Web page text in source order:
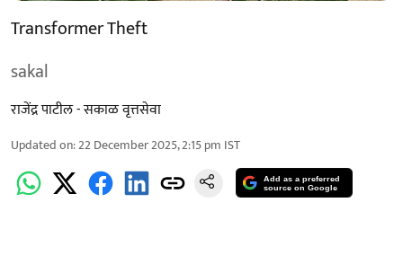
Transformer Theft
sakal
राजेंद्र पाटील - सकाळ वृत्तसेवा
Updated on:22 December 2025, 2:15 pm IST
Add as a preferred
source on Google